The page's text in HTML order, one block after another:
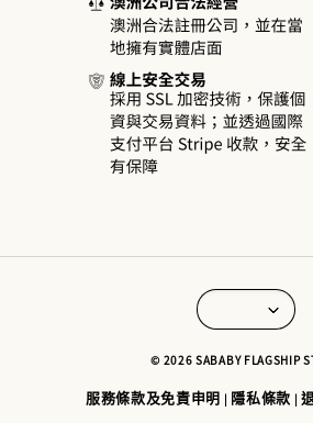
© 2026 SABABY FLAGSHIP
服務條款及免責申明 | 隱私條款 |